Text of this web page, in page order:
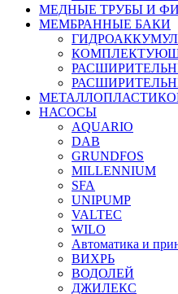
МЕДНЫЕ ТРУБЫ И
МЕМБРАННЫЕ БАКИ
НАСОСЫ
AQUARIO
DAB
GRUNDFOS
MILLENNIUM
SFA
UNIPUMP
VALTEC
WILO
Автоматика и
ВИХРЬ
ВОДОЛЕЙ
ДЖИЛЕКС